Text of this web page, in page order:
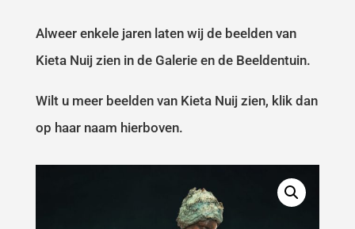
Alweer enkele jaren laten wij de beelden van
Kieta Nuij zien in de Galerie en de Beeldentuin.
Wilt u meer beelden van Kieta Nuij zien, klik dan
op haar naam hierboven.